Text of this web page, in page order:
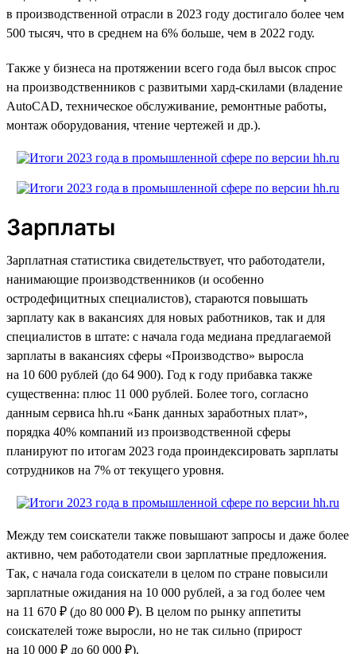
в производственной отрасли в 2023 году достигало более чем
500 тысяч, что в среднем на 6% больше, чем в 2022 году.
Также у бизнеса на протяжении всего года был высок спрос
на производственников с развитыми хард-скилами (владение
AutoCAD, техническое обслуживание, ремонтные работы,
монтаж оборудования, чтение чертежей и др.).
Зарплаты
Зарплатная статистика свидетельствует, что работодатели,
нанимающие производственников (и особенно
остродефицитных специалистов), стараются повышать
зарплату как в вакансиях для новых работников, так и для
специалистов в штате: с начала года медиана предлагаемой
зарплаты в вакансиях сферы «Производство» выросла
на 10 600 рублей (до 64 900). Год к году прибавка также
существенна: плюс 11 000 рублей. Более того, согласно
данным сервиса hh.ru «Банк данных заработных плат»,
порядка 40% компаний из производственной сферы
планируют по итогам 2023 года проиндексировать зарплаты
сотрудников на 7% от текущего уровня.
Между тем соискатели также повышают запросы и даже более
активно, чем работодатели свои зарплатные предложения.
Так, с начала года соискатели в целом по стране повысили
зарплатные ожидания на 10 000 рублей, а за год более чем
на 11 670 ₽ (до 80 000 ₽). В целом по рынку аппетиты
соискателей тоже выросли, но не так сильно (прирост
на 10 000 ₽ до 60 000 ₽).